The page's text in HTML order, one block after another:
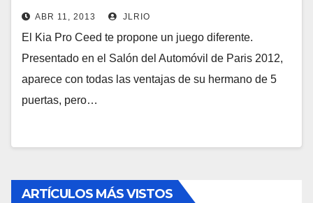
ABR 11, 2013 JLRIO
El Kia Pro Ceed te propone un juego diferente.
Presentado en el Salón del Automóvil de Paris 2012,
aparece con todas las ventajas de su hermano de 5
puertas, pero…
ARTÍCULOS MÁS VISTOS